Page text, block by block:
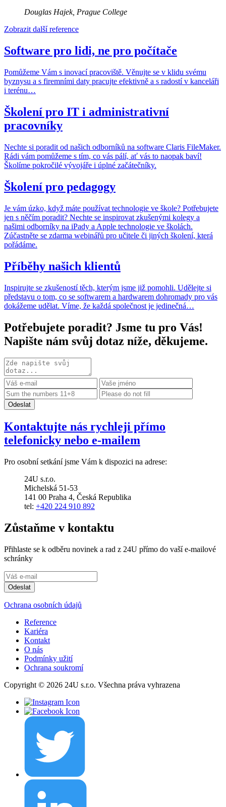
Douglas Hajek, Prague College
Zobrazit další reference
Software pro lidi, ne pro počítače
Pomůžeme Vám s inovací pracoviště. Věnujte se v klidu svému
byznysu a s firemními daty pracujte efektivně a s radostí v kanceláři
i terénu…
Školení pro IT i administrativní
pracovníky
Nechte si poradit od našich odborníků na software Claris FileMaker.
Rádi vám pomůžeme s tím, co vás pálí, ať vás to naopak baví!
Školíme pokročilé vývojáře i úplné začátečníky.
Školení pro pedagogy
Je vám úzko, když máte používat technologie ve škole? Potřebujete
jen s něčím poradit? Nechte se inspirovat zkušenými kolegy a
našimi odborníky na iPady a Apple technologie ve školách.
Zúčastněte se zdarma webinářů pro učitele či jiných školení, která
pořádáme.
Příběhy našich klientů
Inspirujte se zkušeností těch, kterým jsme již pomohli. Udělejte si
představu o tom, co se softwarem a hardwarem dohromady pro vás
dokážeme udělat. Víme, že každá společnost je jedinečná…
Potřebujete poradit? Jsme tu pro Vás!
Napište nám svůj dotaz níže, děkujeme.
Kontaktujte nás rychleji přímo
telefonicky nebo e-mailem
Pro osobní setkání jsme Vám k dispozici na adrese:
24U s.r.o.
Michelská 51-53
141 00 Praha 4, Česká Republika
tel: +420 224 910 892
Zůstaňme v kontaktu
Přihlaste se k odběru novinek a rad z 24U přímo do vaší e‑mailové
schránky
Ochrana osobních údajů
Reference
Kariéra
Kontakt
O nás
Podmínky užití
Ochrana soukromí
Copyright © 2026 24U s.r.o. Všechna práva vyhrazena